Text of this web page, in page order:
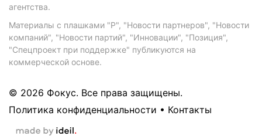
агентства.
Материалы с плашками "Р", "Новости партнеров", "Новости
компаний", "Новости партий", "Инновации", "Позиция",
"Спецпроект при поддержке" публикуются на
коммерческой основе.
© 2026 Фокус. Все права защищены.
Политика конфиденциальности • Контакты